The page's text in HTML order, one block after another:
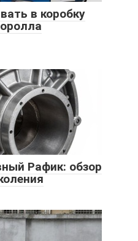
в коробку
Рафик: обзор